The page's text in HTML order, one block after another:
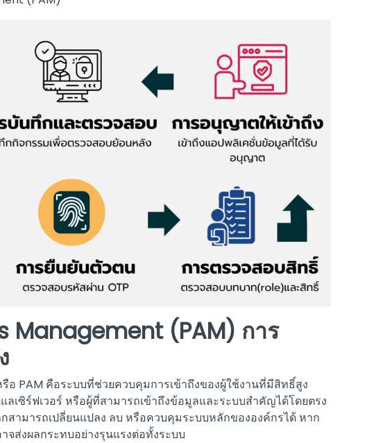
Management (PAM) การ
PAM คือระบบที่ช่วยควบคุมการเข้าถึงของผู้ใช้งานที่มีสิทธิ์สูง
ลเซิร์ฟเวอร์ หรือผู้ที่สามารถเข้าถึงข้อมูลและระบบสำคัญได้โดยตรง
สามารถเปลี่ยนแปลง ลบ หรือควบคุมระบบหลักขององค์กรได้ หาก
จส่งผลกระทบอย่างรุนแรงต่อทั้งระบบ